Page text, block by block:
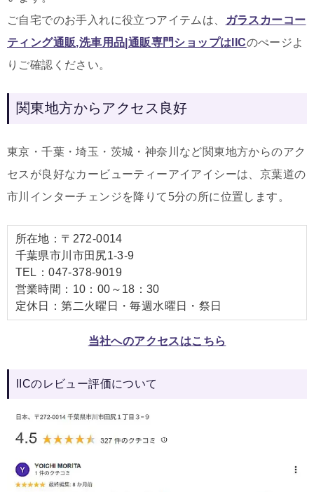
ご自宅でのお手入れに役立つアイテムは
ガラスカーコー
ティング通販,洗車用品|通販専門ショップはIICのぺージよ
りご確認ください。
関東地方からアクセス良好
東京・千葉・埼玉・茨城・神奈川など関東地方からのアク
セスが良好なカービューティーアイアイシーは、京葉道の
市川インターチェンジを降りて5分の所に位置します。
所在地：〒272-0014
千葉県市川市田尻1-3-9
TEL：047-378-9019
営業時間：10：00～18：30
定休日：第二火曜日・毎週水曜日・祭日
当社へのアクセスはこちら
IICのレビュー評価について